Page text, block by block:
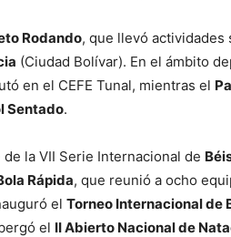
Rodando, que llevó actividades
(Ciudad Bolívar). En el ámbito
en el CEFE Tunal, mientras el
Sentado.
la VII Serie Internacional de
Rápida, que reunió a ocho
el Torneo Internacional de
el II Abierto Nacional de